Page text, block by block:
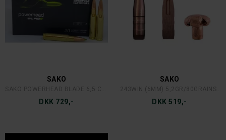
SAKO
DKK 729,-
SAKO
DKK 519,-